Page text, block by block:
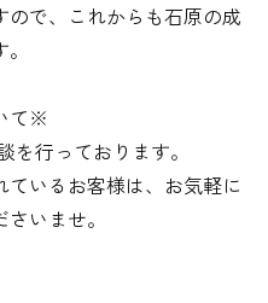
ので、これからも石原の成
て※
を行っております。
いるお客様は、お気軽に
いませ。